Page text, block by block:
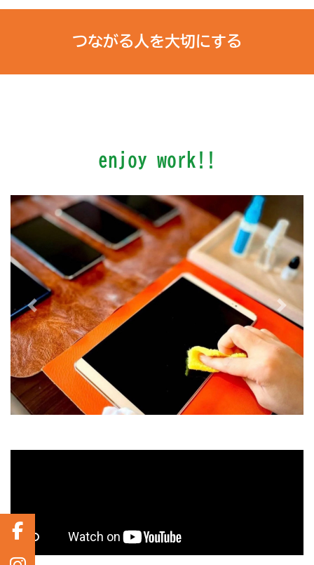
つながる人を大切にする
enjoy work!!
Previous Next